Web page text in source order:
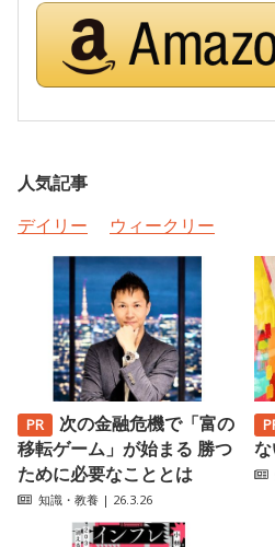
人気記事
デイリー
ウィークリー
次の金融危機で「富の
移転ゲーム」が始まる 勝つ
ために必要なこととは
知識・教養 | 26.3.26